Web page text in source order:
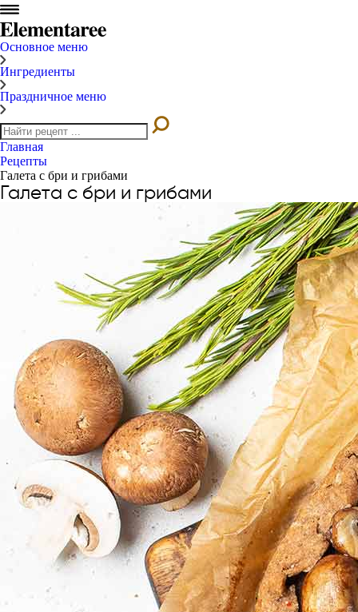
Основное меню
Ингредиенты
Праздничное меню
Главная
Рецепты
Галета с бри и грибами
Галета с бри и грибами